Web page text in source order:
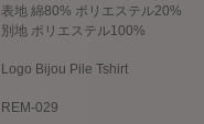
表地 綿80% ポリエステル20%
別地 ポリエステル100%
Logo Bijou Pile Tshirt
REM-029